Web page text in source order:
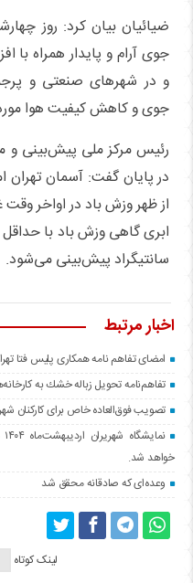
جوی آرام و پایدار همراه
و در شهرهای صنعتی و
جوی و کاهش کیفیت هوا
رئیس مرکز ملی پیش‌بینی و
در پایان گفت: آسمان تهران
از ظهر وزش باد در اواخر
سانتیگراد پیش‌بینی می‌شود.
اخبار مرتبط
امضای تفاهم نامه همکاری پلیس فتا
تفاهم‌نامه تحویل زباله خشك به كارخانه‌های سیمان در ۱۸
تصویب فوق‌العاده خاص برای كاركنان
خواهد شد.
وعده‌ای که صادقانه محقق شد
لینک کوتاه